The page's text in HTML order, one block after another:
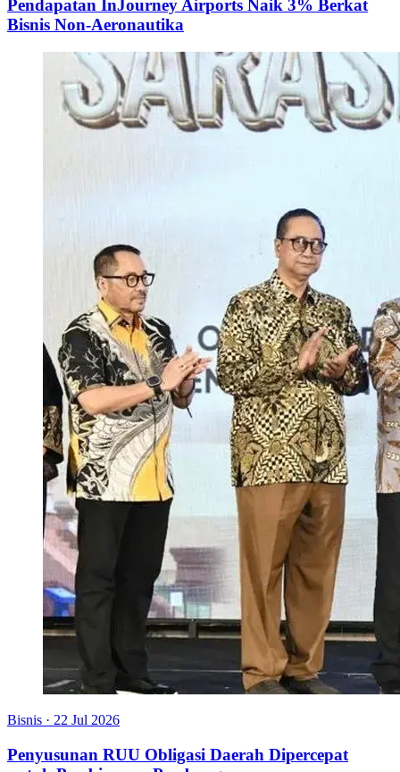
Pendapatan InJourney Airports Naik 3% Berkat
Bisnis Non-Aeronautika
Bisnis · 22 Jul 2026
Penyusunan RUU Obligasi Daerah Dipercepat